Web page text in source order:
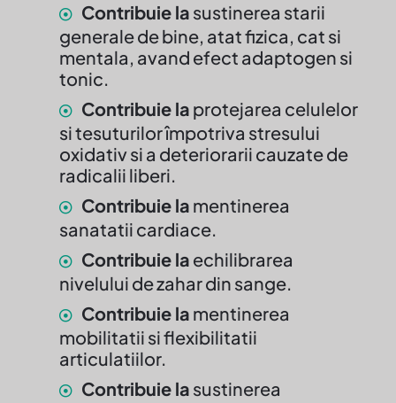
Contribuie la sustinerea starii
generale de bine, atat fizica, cat si
mentala, avand efect adaptogen si
tonic.
Contribuie la protejarea celulelor
si tesuturilor împotriva stresului
oxidativ si a deteriorarii cauzate de
radicalii liberi.
Contribuie la mentinerea
sanatatii cardiace.
Contribuie la echilibrarea
nivelului de zahar din sange.
Contribuie la mentinerea
mobilitatii si flexibilitatii
articulatiilor.
Contribuie la sustinerea